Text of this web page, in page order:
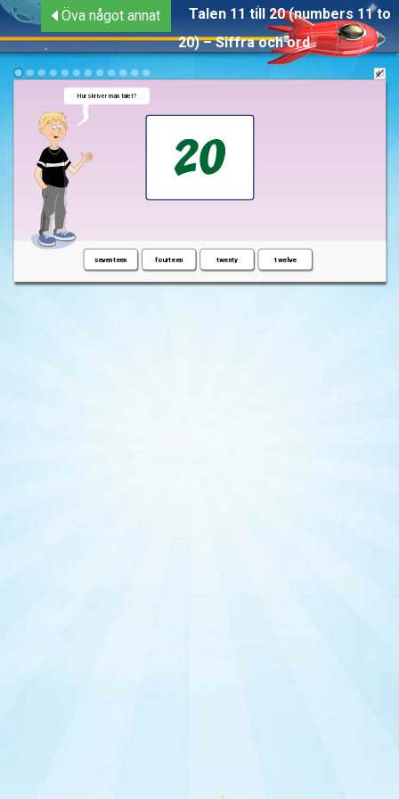
Öva något annat
Talen 11 till 20 (numbers 11 to
20) – Siffra och ord
seventeen fourteen twenty twelve
Hur skriver man talet?